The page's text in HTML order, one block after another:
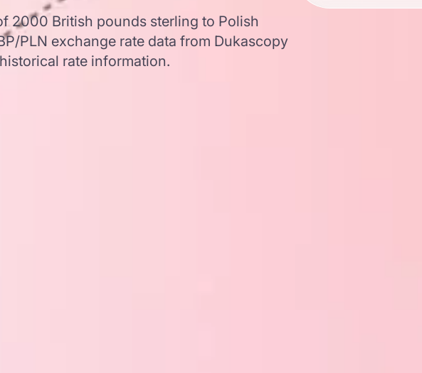
2000 British pounds sterling to Polish
PLN exchange rate data from Dukascopy
rate information.